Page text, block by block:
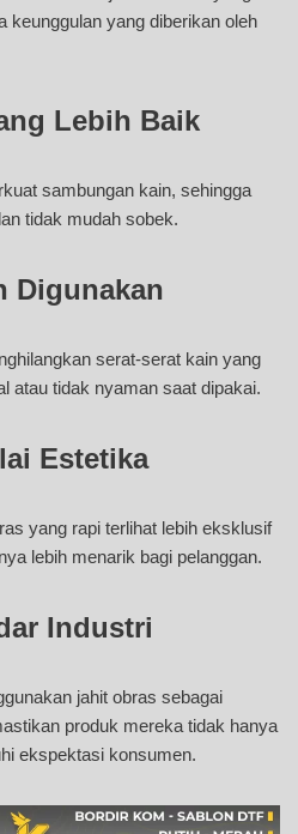
keunggulan yang diberikan oleh
Lebih Baik
sambungan kain, sehingga
tidak mudah sobek.
Digunakan
serat-serat kain yang
atau tidak nyaman saat dipakai.
Estetika
yang rapi terlihat lebih eksklusif
lebih menarik bagi pelanggan.
Industri
jahit obras sebagai
produk mereka tidak hanya
ekspektasi konsumen.